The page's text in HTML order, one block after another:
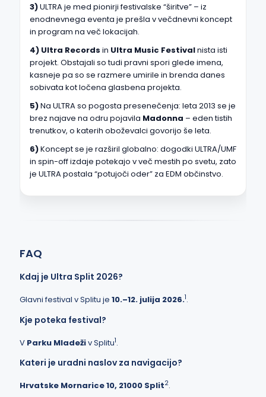
3)ULTRA je med pionirji festivalske “širitve” – iz
enodnevnega eventa je prešla v večdnevni koncept
in program na več lokacijah.
4) Ultra Records in Ultra Music Festivalnista isti
projekt. Obstajali so tudi pravni spori glede imena,
kasneje pa so se razmere umirile in brenda danes
sobivata kot ločena glasbena projekta.
5)Na ULTRA so pogosta presenečenja: leta 2013 se je
brez najave na odru pojavila Madonna – eden tistih
trenutkov, o katerih oboževalci govorijo še leta.
6)Koncept se je razširil globalno: dogodki ULTRA/UMF
in spin-off izdaje potekajo v več mestih po svetu, zato
je ULTRA postala “potujoči oder” za EDM občinstvo.
FAQ
Kdaj je Ultra Split 2026?
Glavni festival v Splitu je 10.–12. julija 2026.1.
Kje poteka festival?
V Parku Mladeživ Splitu1.
Kateri je uradni naslov za navigacijo?
Hrvatske Mornarice 10, 21000 Split2.